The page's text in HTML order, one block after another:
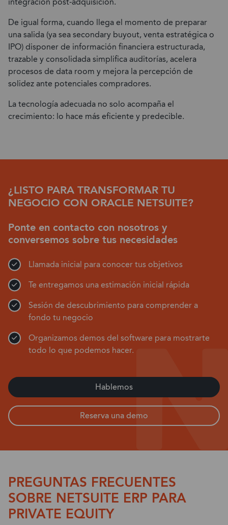
De igual forma, cuando llega el momento de preparar
una salida (ya sea secondary buyout, venta estratégica o
IPO) disponer de información financiera estructurada,
trazable y consolidada simplifica auditorías, acelera
procesos de data room y mejora la percepción de
solidez ante potenciales compradores.
La tecnología adecuada no solo acompaña el
crecimiento: lo hace más eficiente y predecible.
¿LISTO PARA TRANSFORMAR TU
NEGOCIO CON ORACLE NETSUITE?
Ponte en contacto con nosotros y
conversemos sobre tus necesidades
Llamada inicial para conocer tus objetivos
Te entregamos una estimación inicial rápida
Sesión de descubrimiento para comprender a
fondo tu negocio
Organizamos demos del software para mostrarte
todo lo que podemos hacer.
Hablemos
Reserva una demo
PREGUNTAS FRECUENTES
SOBRE NETSUITE ERP PARA
PRIVATE EQUITY